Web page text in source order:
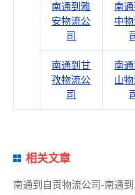
南通到雅
安物流公
司
南
中
南通到甘
孜物流公
司
南
山
相关文章
南通到自贡物流公司-南通